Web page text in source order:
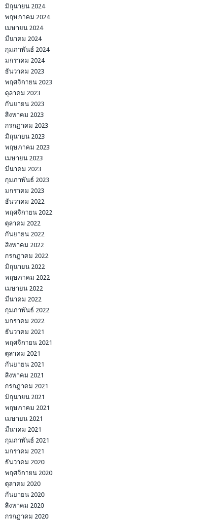
มิถุนายน 2024
พฤษภาคม 2024
เมษายน 2024
มีนาคม 2024
กุมภาพันธ์ 2024
มกราคม 2024
ธันวาคม 2023
พฤศจิกายน 2023
ตุลาคม 2023
กันยายน 2023
สิงหาคม 2023
กรกฎาคม 2023
มิถุนายน 2023
พฤษภาคม 2023
เมษายน 2023
มีนาคม 2023
กุมภาพันธ์ 2023
มกราคม 2023
ธันวาคม 2022
พฤศจิกายน 2022
ตุลาคม 2022
กันยายน 2022
สิงหาคม 2022
กรกฎาคม 2022
มิถุนายน 2022
พฤษภาคม 2022
เมษายน 2022
มีนาคม 2022
กุมภาพันธ์ 2022
มกราคม 2022
ธันวาคม 2021
พฤศจิกายน 2021
ตุลาคม 2021
กันยายน 2021
สิงหาคม 2021
กรกฎาคม 2021
มิถุนายน 2021
พฤษภาคม 2021
เมษายน 2021
มีนาคม 2021
กุมภาพันธ์ 2021
มกราคม 2021
ธันวาคม 2020
พฤศจิกายน 2020
ตุลาคม 2020
กันยายน 2020
สิงหาคม 2020
กรกฎาคม 2020